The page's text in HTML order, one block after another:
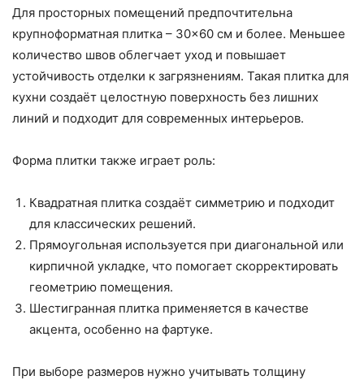
Для просторных помещений предпочтительна
крупноформатная плитка – 30×60 см и более. Меньшее
количество швов облегчает уход и повышает
устойчивость отделки к загрязнениям. Такая плитка для
кухни создаёт целостную поверхность без лишних
линий и подходит для современных интерьеров.
Форма плитки также играет роль:
Квадратная плитка создаёт симметрию и подходит
для классических решений.
Прямоугольная используется при диагональной или
кирпичной укладке, что помогает скорректировать
геометрию помещения.
Шестигранная плитка применяется в качестве
акцента, особенно на фартуке.
При выборе размеров нужно учитывать толщину